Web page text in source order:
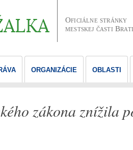
Oficiálne stránky
mestskej časti
ORGANIZÁCIE OBLASTI
zákona znížila